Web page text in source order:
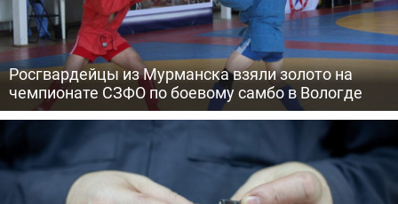
Росгвардейцы из Мурманска взяли золото на
чемпионате СЗФО по боевому самбо в Вологде